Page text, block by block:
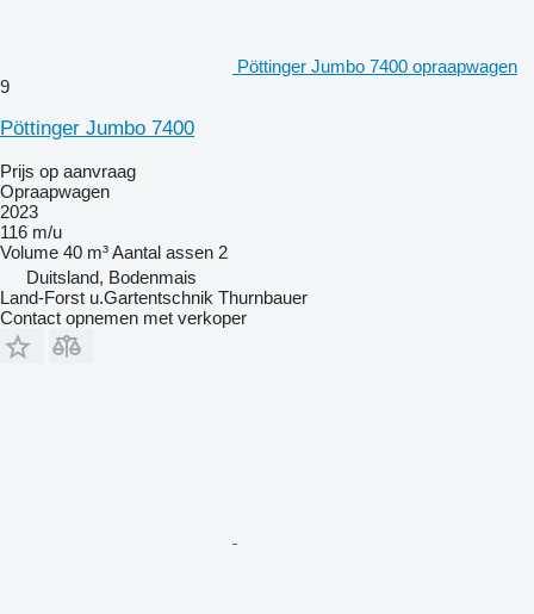
Pöttinger Jumbo 7400 opraapwagen
9
Pöttinger Jumbo 7400
Prijs op aanvraag
Opraapwagen
2023
116 m/u
Volume 40 m³Aantal assen 2
Duitsland, Bodenmais
Land-Forst u.Gartentschnik Thurnbauer
Contact opnemen met verkoper